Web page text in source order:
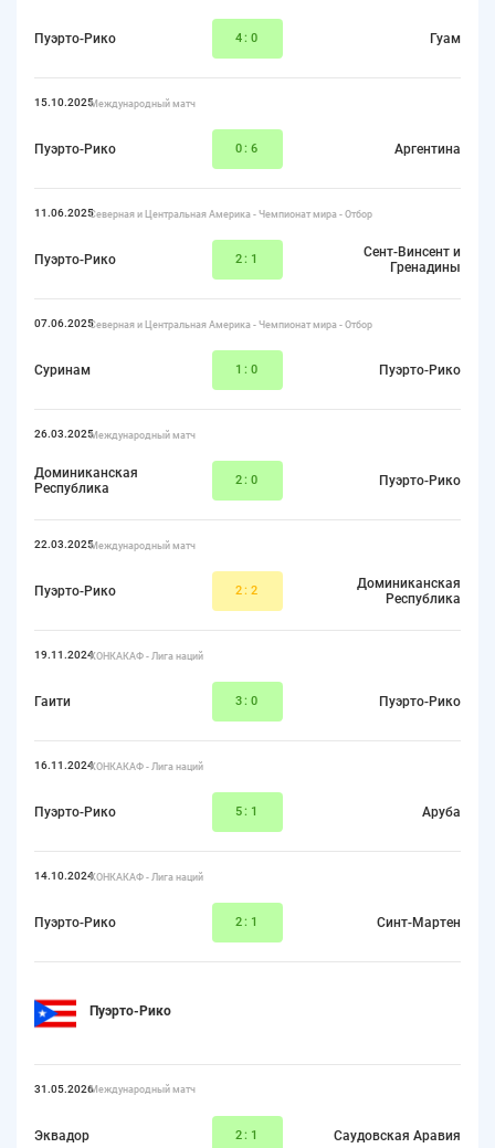
Пуэрто-Рико 4:0 Гуам
15.10.2025Международный матч
Пуэрто-Рико 0:6 Аргентина
11.06.2025Северная и Центральная Америка - Чемпионат мира - Отбор
Пуэрто-Рико 2:1
Сент-Винсент и
Гренадины
07.06.2025Северная и Центральная Америка - Чемпионат мира - Отбор
Суринам 1:0 Пуэрто-Рико
26.03.2025Международный матч
Доминиканская
Республика
2:0 Пуэрто-Рико
22.03.2025Международный матч
Пуэрто-Рико 2:2
Доминиканская
Республика
19.11.2024КОНКАКАФ - Лига наций
Гаити 3:0 Пуэрто-Рико
16.11.2024КОНКАКАФ - Лига наций
Пуэрто-Рико 5:1 Аруба
14.10.2024КОНКАКАФ - Лига наций
Пуэрто-Рико 2:1 Синт-Мартен
Пуэрто-Рико
31.05.2026Международный матч
Эквадор 2:1 Саудовская Аравия